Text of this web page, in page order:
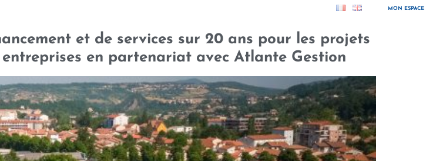
MON ESPACE
et de services sur 20 ans pour les projets
en partenariat avec Atlante Gestion